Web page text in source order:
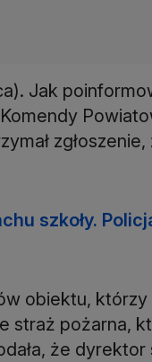
Jak
szkoły.
obiektu,
straż pożarna,
że